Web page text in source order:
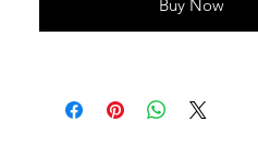
Buy Now